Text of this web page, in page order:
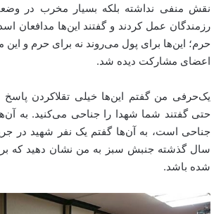
نقش منفی نداشته بلکه بسیار مخرب در
رزمندگان عمل کردند و گفتند این‌ها مدافعان
حرم؛ این‌ها برای پول می‌روند نه برای حرم و
اعضای مشارکت دیده شد.
یک‌حرفی من گفتم این‌ها خیلی تقلاکردن پاسخ
حتی گفتند شما شهدا را جناحی می‌کنید. به
سال گذشته جنبش سبز به من نشان دهید که
شده باشد.